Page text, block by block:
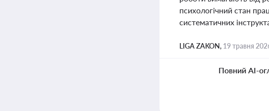
психологічний стан
систематичних
LIGA ZAKON, 19 травня
Повний AI-